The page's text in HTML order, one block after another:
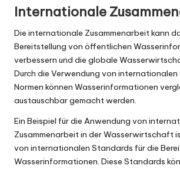
Internationale
Die internationale Zusammenarbeit kann
Bereitstellung von öffentlichen
verbessern und die globale
Durch die Verwendung von
Normen können Wasserinformationen
austauschbar gemacht werden.
Ein Beispiel für die Anwendung von
Zusammenarbeit in der Wasserwirtschaft
von internationalen Standards für die
Wasserinformationen. Diese Standards